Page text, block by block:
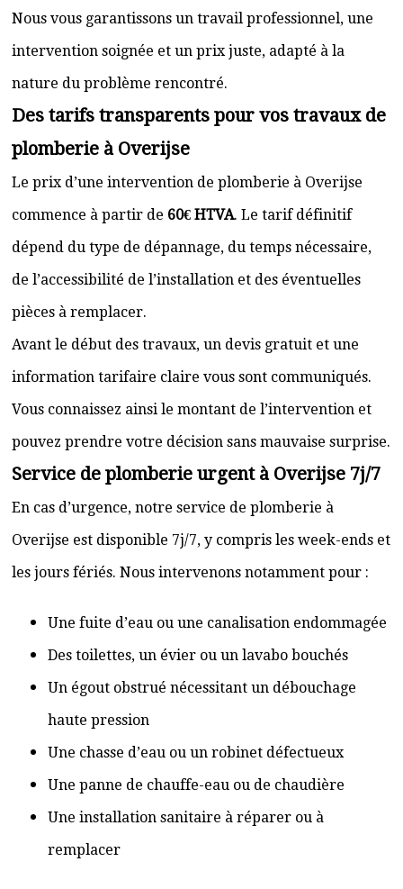
Nous vous garantissons un travail professionnel, une
intervention soignée et un prix juste, adapté à la
nature du problème rencontré.
Des tarifs transparents pour vos travaux de
plomberie à Overijse
Le prix d’une intervention de plomberie à Overijse
commence à partir de 60€ HTVA. Le tarif définitif
dépend du type de dépannage, du temps nécessaire,
de l’accessibilité de l’installation et des éventuelles
pièces à remplacer.
Avant le début des travaux, un devis gratuit et une
information tarifaire claire vous sont communiqués.
Vous connaissez ainsi le montant de l’intervention et
pouvez prendre votre décision sans mauvaise surprise.
Service de plomberie urgent à Overijse 7j/7
En cas d’urgence, notre service de plomberie à
Overijse est disponible 7j/7, y compris les week-ends et
les jours fériés. Nous intervenons notamment pour :
Une fuite d’eau ou une canalisation endommagée
Des toilettes, un évier ou un lavabo bouchés
Un égout obstrué nécessitant un débouchage
haute pression
Une chasse d’eau ou un robinet défectueux
Une panne de chauffe-eau ou de chaudière
Une installation sanitaire à réparer ou à
remplacer